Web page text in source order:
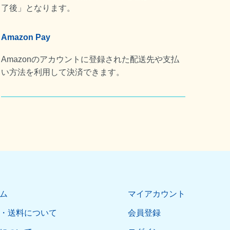
了後」となります。
Amazon Pay
Amazonのアカウントに登録された配送先や支払
い方法を利用して決済できます。
送料について
マイアカウント
会員登録